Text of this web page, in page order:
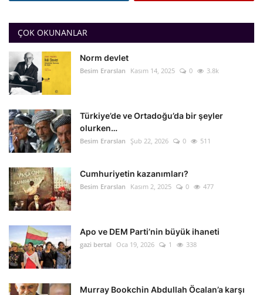
ÇOK OKUNANLAR
Norm devlet
Besim Erarslan Kasım 14, 2025 0 3.8k
Türkiye’de ve Ortadoğu’da bir şeyler
olurken…
Besim Erarslan Şub 22, 2026 0 511
Cumhuriyetin kazanımları?
Besim Erarslan Kasım 2, 2025 0 477
Apo ve DEM Parti’nin büyük ihaneti
gazi bertal Oca 19, 2026 1 338
Murray Bookchin Abdullah Öcalan’a karşı